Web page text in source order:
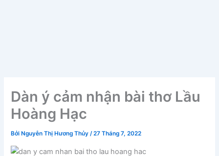
Dàn ý cảm nhận bài thơ Lầu
Hoàng Hạc
Bởi Nguyễn Thị Hương Thủy/27 Tháng 7, 2022